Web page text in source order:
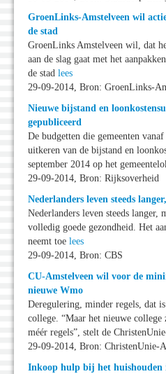
GroenLinks-Amstelveen wil
de stad
GroenLinks Amstelveen wil, dat
aan de slag gaat met het
de stad lees
29-09-2014, Bron: GroenLinks-
Nieuwe bijstand en
gepubliceerd
De budgetten die gemeenten
uitkeren van de bijstand en
september 2014 op het
29-09-2014, Bron: Rijksoverheid
Nederlanders leven steeds
Nederlanders leven steeds langer,
volledig goede gezondheid. Het
neemt toe lees
29-09-2014, Bron: CBS
CU-Amstelveen wil voor de
nieuwe Wmo
Deregulering, minder regels, dat
college. “Maar het nieuwe
méér regels”, stelt de
29-09-2014, Bron: ChristenUnie-
Inkoop hulp bij het huishouden